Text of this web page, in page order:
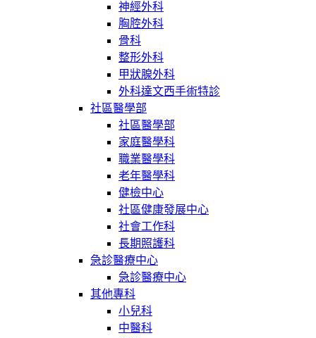
神經外科
胸腔外科
骨科
整形外科
甲狀腺外科
外科達文西手術特診
社區醫學部
社區醫學部
家庭醫學科
職業醫學科
老年醫學科
健檢中心
社區健康發展中心
社會工作科
長期照護科
急診醫療中心
急診醫療中心
其他專科
小兒科
中醫科